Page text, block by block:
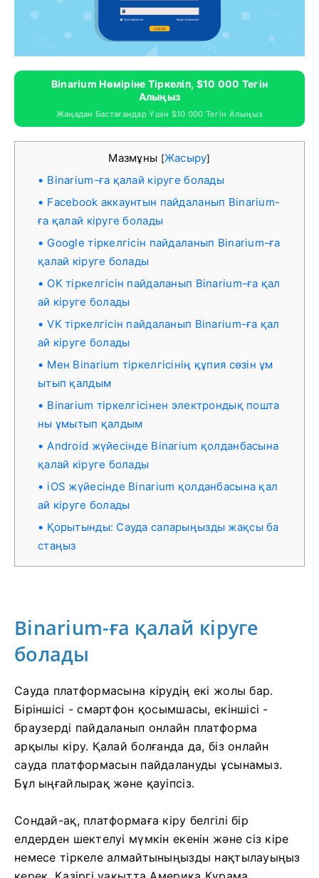
Binarium Нөміріне Тіркеліп, $10 000 Тегін
Алыңыз
Жаңадан Бастағандар Үшін $10 000 Тегін Алыңыз
Мазмұны [Жасыру]
Binarium-ға қалай кіруге болады
Facebook аккаунтын пайдаланып Binarium-
ға қалай кіруге болады
Google тіркелгісін пайдаланып Binarium-ға
қалай кіруге болады
OK тіркелгісін пайдаланып Binarium-ға қал
ай кіруге болады
VK тіркелгісін пайдаланып Binarium-ға қал
ай кіруге болады
Мен Binarium тіркелгісінің құпия сөзін ұм
ытып қалдым
Binarium тіркелгісінен электрондық пошта
ны ұмытып қалдым
Android жүйесінде Binarium қолданбасына
қалай кіруге болады
iOS жүйесінде Binarium қолданбасына қал
ай кіруге болады
Қорытынды: Сауда сапарыңызды жақсы ба
стаңыз
Binarium-ға қалай кіруге
болады
Сауда платформасына кірудің екі жолы бар.
Біріншісі - смартфон қосымшасы, екіншісі -
браузерді пайдаланып онлайн платформа
арқылы кіру. Қалай болғанда да, біз онлайн
сауда платформасын пайдалануды ұсынамыз.
Бұл ыңғайлырақ және қауіпсіз.
Сондай-ақ, платформаға кіру белгілі бір
елдерден шектелуі мүмкін екенін және сіз кіре
немесе тіркеле алмайтыныңызды нақтылауыңыз